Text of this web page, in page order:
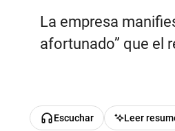
La empresa
afortunado” que el
Escuchar Leer